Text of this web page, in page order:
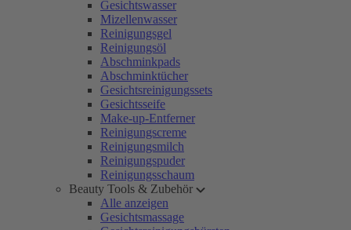
Gesichtswasser
Mizellenwasser
Reinigungsgel
Reinigungsöl
Abschminkpads
Abschminktücher
Gesichtsreinigungssets
Gesichtsseife
Make-up-Entferner
Reinigungscreme
Reinigungsmilch
Reinigungspuder
Reinigungsschaum
Beauty Tools & Zubehör
Alle anzeigen
Gesichtsmassage